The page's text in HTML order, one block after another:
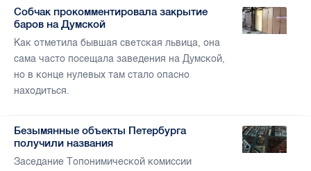
Собчак прокомментировала закрытие
баров на Думской
Как отметила бывшая светская львица, она
сама часто посещала заведения на Думской,
но в конце нулевых там стало опасно
находиться.
Безымянные объекты Петербурга
получили названия
Заседание Топонимической комиссии